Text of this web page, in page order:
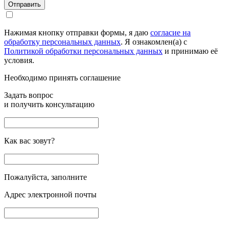
Отправить
Нажимая кнопку отправки формы, я даю согласие на
обработку персональных данных. Я ознакомлен(а) с
Политикой обработки персональных данных и принимаю её
условия.
Необходимо принять соглашение
Задать вопрос
и получить консультацию
Как вас зовут?
Пожалуйста, заполните
Адрес электронной почты